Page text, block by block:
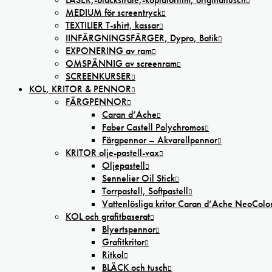
MEDIUM för screentryck
TEXTILIER T-shirt, kassar
IINFÄRGNINGSFÄRGER, Dypro, Batik
EXPONERING av ram
OMSPÄNNIG av screenram
SCREENKURSER
KOL, KRITOR & PENNOR
FÄRGPENNOR
Caran d’Ache
Faber Castell Polychromos
Färgpennor – Akvarellpennor
KRITOR olje-pastell-vax
Oljepastell
Sennelier Oil Stick
Torrpastell, Softpastell
Vattenlösliga kritor Caran d’Ache
KOL och grafitbaserat
Blyertspennor
Grafitkritor
Ritkol
BLÄCK och tusch